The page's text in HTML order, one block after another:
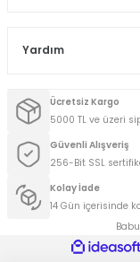
Yardım
Ücretsiz Kargo
5000 TL ve üzeri
Güvenli Alışveriş
256-Bit SSL
Kolay İade
14 Gün içerisinde